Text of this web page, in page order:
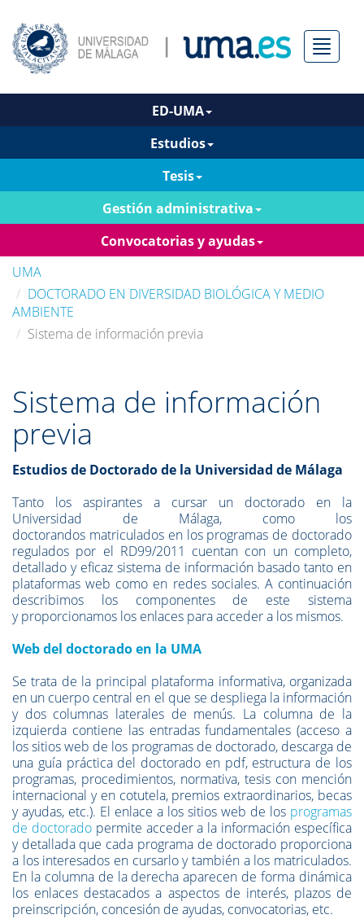
Menú
ED-UMA
Estudios
Tesis
Gestión administrativa
Convocatorias y ayudas
UMA
DOCTORADO EN DIVERSIDAD BIOLÓGICA Y MEDIO
AMBIENTE
Sistema de información previa
Sistema de información
previa
Estudios de Doctorado de la Universidad de Málaga
Tanto los aspirantes a cursar un doctorado en la
Universidad de Málaga, como los
doctorandos matriculados en los programas de doctorado
regulados por el RD99/2011 cuentan con un completo,
detallado y eficaz sistema de información basado tanto en
plataformas web como en redes sociales. A continuación
describimos los componentes de este sistema
y proporcionamos los enlaces para acceder a los mismos.
Web del doctorado en la UMA
Se trata de la principal plataforma informativa, organizada
en un cuerpo central en el que se despliega la información
y dos columnas laterales de menús. La columna de la
izquierda contiene las entradas fundamentales (acceso a
los sitios web de los programas de doctorado, descarga de
una guía práctica del doctorado en pdf, estructura de los
programas, procedimientos, normativa, tesis con mención
internacional y en cotutela, premios extraordinarios, becas
y ayudas, etc.). El enlace a los sitios web de los programas
de doctoradopermite acceder a la información específica
y detallada que cada programa de doctorado proporciona
a los interesados en cursarlo y también a los matriculados.
En la columna de la derecha aparecen de forma dinámica
los enlaces destacados a aspectos de interés, plazos de
preinscripción, concesión de ayudas, convocatorias, etc.